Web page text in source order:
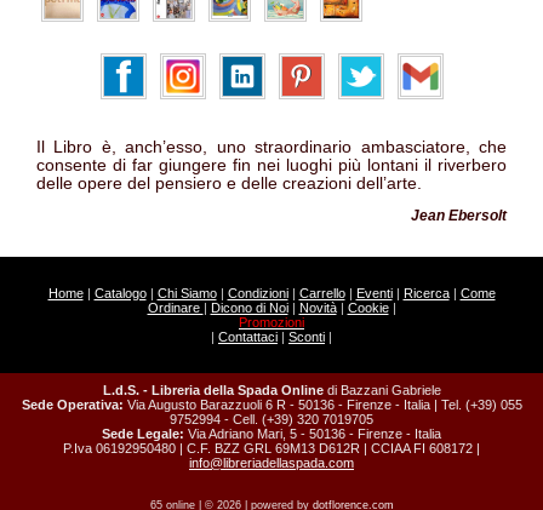
Il Libro è, anch’esso, uno straordinario ambasciatore, che
consente di far giungere fin nei luoghi più lontani il riverbero
delle opere del pensiero e delle creazioni dell’arte.
Jean Ebersolt
Home| Catalogo| Chi Siamo| Condizioni| Carrello| Eventi| Ricerca| Come
Ordinare | Dicono di Noi| Novità| Cookie|
Promozioni
| Contattaci | Sconti |
L.d.S. - Libreria della Spada Online di Bazzani Gabriele
Sede Operativa: Via Augusto Barazzuoli 6 R - 50136 - Firenze - Italia | Tel. (+39) 055
9752994 - Cell. (+39) 320 7019705
Sede Legale: Via Adriano Mari, 5 - 50136 - Firenze - Italia
P.Iva 06192950480 | C.F. BZZ GRL 69M13 D612R | CCIAA FI 608172 |
info@libreriadellaspada.com
65 online | © 2026 | powered by dotflorence.com